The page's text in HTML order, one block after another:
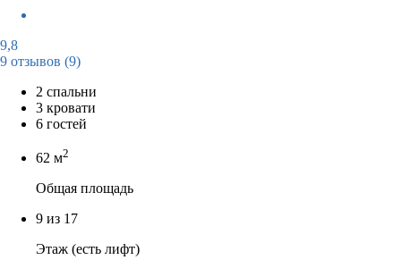
9,8
9 отзывов (9)
2 спальни
3 кровати
6 гостей
62 м2
Общая площадь
9 из 17
Этаж (есть лифт)